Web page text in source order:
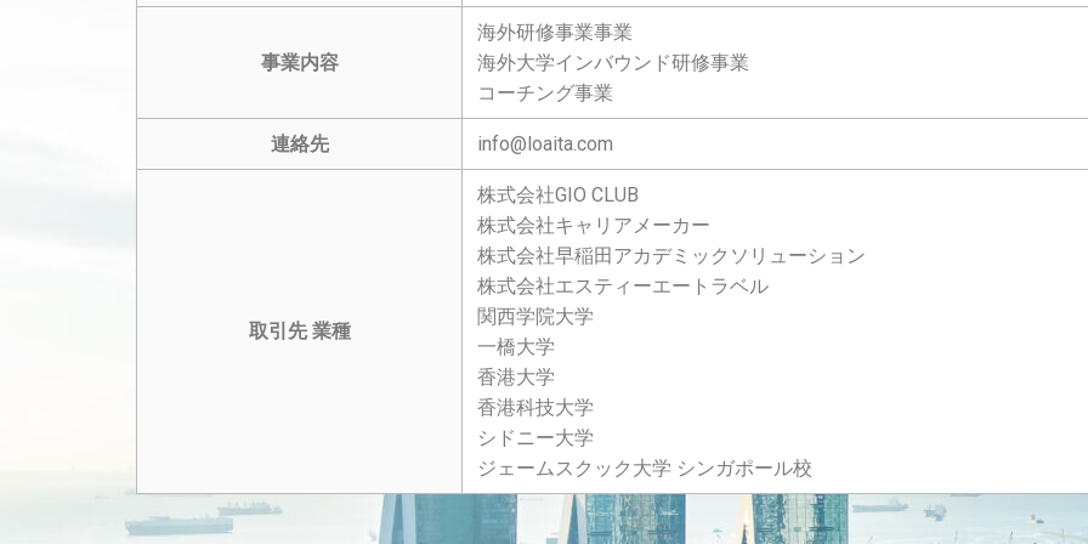
事業内容
海外研修事業事業
海外大学インバウンド研修事業
コーチング事業
連絡先 info@loaita.com
取引先 業種
株式会社GIO CLUB
株式会社キャリアメーカー
株式会社早稲田アカデミックソリューション
株式会社エスティーエートラベル
関西学院大学
一橋大学
香港大学
香港科技大学
シドニー大学
ジェームスクック大学 シンガポール校